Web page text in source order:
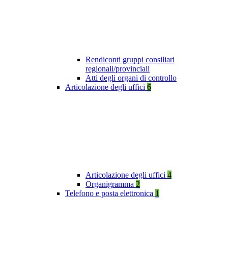
Rendiconti gruppi consiliari
regionali/provinciali
Atti degli organi di controllo
Articolazione degli uffici 6
Articolazione degli uffici 4
Organigramma 2
Telefono e posta elettronica 1